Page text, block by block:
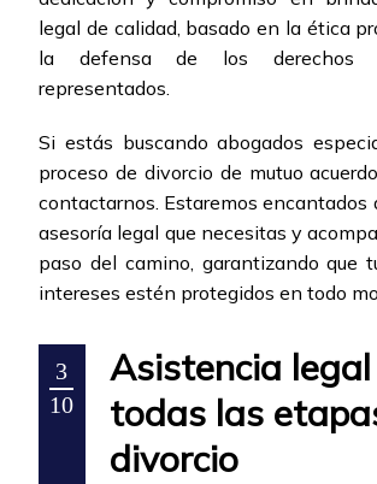
legal de calidad, basado en la ética
la defensa de los derechos
representados.
Si estás buscando abogados
proceso de divorcio de mutuo
contactarnos. Estaremos encantados
asesoría legal que necesitas y
paso del camino, garantizando que
intereses estén protegidos en todo
3
10
Asistencia
todas las
divorcio